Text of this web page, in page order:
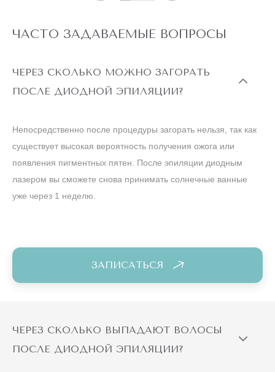
ЧАСТО ЗАДАВАЕМЫЕ ВОПРОСЫ
ЧЕРЕЗ СКОЛЬКО МОЖНО ЗАГОРАТЬ
ПОСЛЕ ДИОДНОЙ ЭПИЛЯЦИИ?
Непосредственно после процедуры загорать нельзя, так как
существует высокая вероятность получения ожога или
появления пигментных пятен. После эпиляции диодным
лазером вы сможете снова принимать солнечные ванные
уже через 1 неделю.
ЗАПИСАТЬСЯ
ЧЕРЕЗ СКОЛЬКО ВЫПАДАЮТ ВОЛОСЫ
ПОСЛЕ ДИОДНОЙ ЭПИЛЯЦИИ?